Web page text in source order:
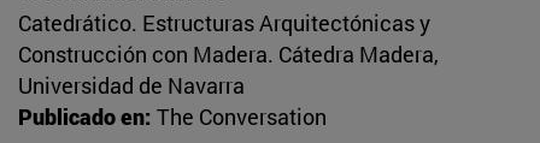
Catedrático. Estructuras Arquitectónicas y
Construcción con Madera. Cátedra Madera,
Universidad de Navarra
Publicado en: The Conversation